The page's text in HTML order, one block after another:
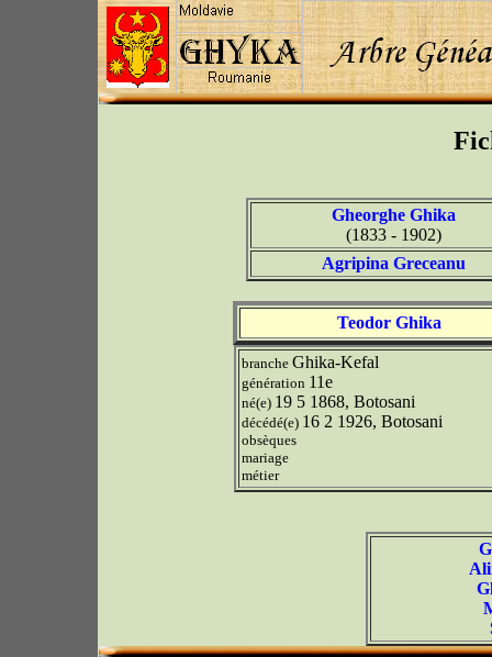
Gheorghe Ghika
(1833 - 1902)
Agripina Greceanu
Teodor Ghika
branche Ghika-Kefal
génération 11e
né(e) 19 5 1868, Botosani
décédé(e) 16 2 1926, Botosani
obsèques
mariage
métier